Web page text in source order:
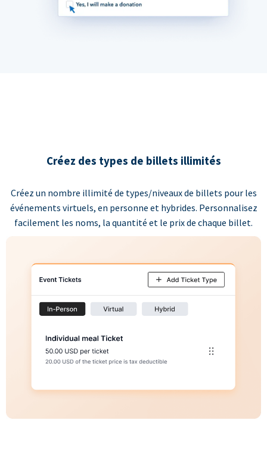
Créez des types de billets illimités
Créez un nombre illimité de types/niveaux de billets pour les
événements virtuels, en personne et hybrides. Personnalisez
facilement les noms, la quantité et le prix de chaque billet.